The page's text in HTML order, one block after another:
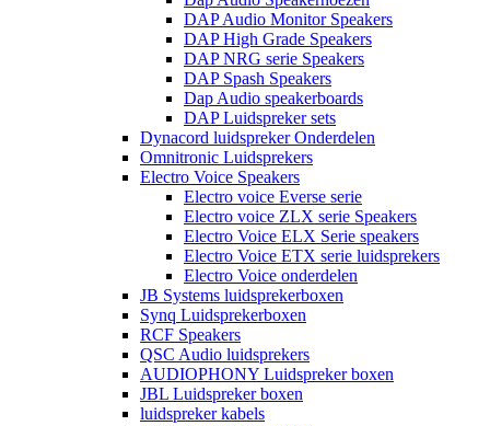
DAP Audio Monitor Speakers
DAP High Grade Speakers
DAP NRG serie Speakers
DAP Spash Speakers
Dap Audio speakerboards
DAP Luidspreker sets
Dynacord luidspreker Onderdelen
Omnitronic Luidsprekers
Electro Voice Speakers
Electro voice Everse serie
Electro voice ZLX serie Speakers
Electro Voice ELX Serie speakers
Electro Voice ETX serie luidsprekers
Electro Voice onderdelen
JB Systems luidsprekerboxen
Synq Luidsprekerboxen
RCF Speakers
QSC Audio luidsprekers
AUDIOPHONY Luidspreker boxen
JBL Luidspreker boxen
luidspreker kabels